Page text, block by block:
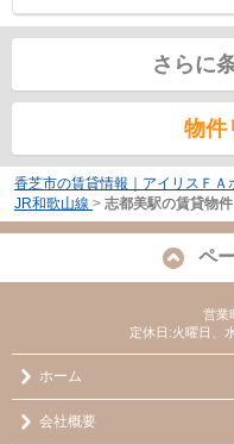
さらに
物件
香芝市の賃貸情報｜アイリスＦＡ
JR和歌山線 > 志都美駅の賃貸物件
ペ
営業
定休日:火曜日、
ホーム
会社概要